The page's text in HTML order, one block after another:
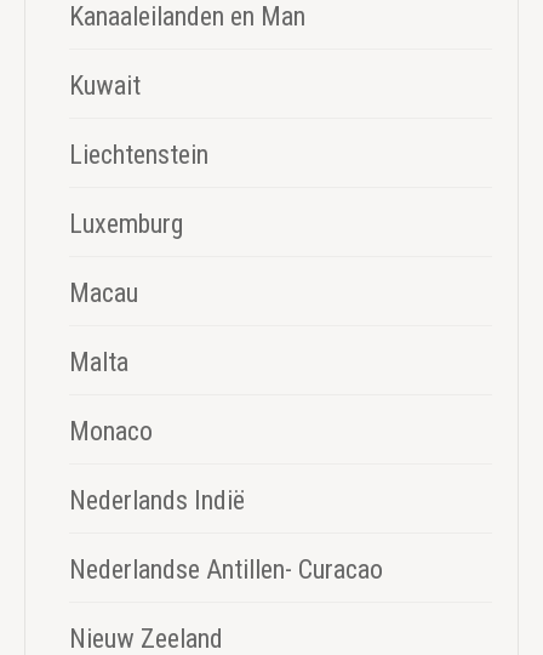
Kanaaleilanden en Man
Kuwait
Liechtenstein
Luxemburg
Macau
Malta
Monaco
Nederlands Indië
Nederlandse Antillen- Curacao
Nieuw Zeeland